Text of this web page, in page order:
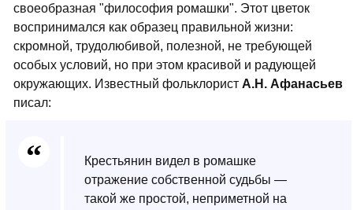
своеобразная "философия ромашки". Этот цветок
воспринимался как образец правильной жизни:
скромной, трудолюбивой, полезной, не требующей
особых условий, но при этом красивой и радующей
окружающих. Известный фольклорист А.Н. Афанасьев
писал:
Крестьянин видел в ромашке
отражение собственной судьбы —
такой же простой, неприметной на